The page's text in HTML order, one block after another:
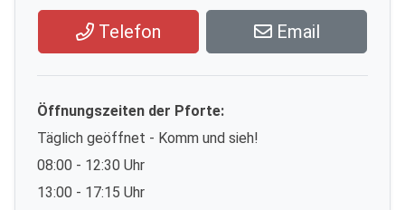
Telefon Email
Öffnungszeiten der Pforte:
Täglich geöffnet - Komm und sieh!
08:00 - 12:30 Uhr
13:00 - 17:15 Uhr